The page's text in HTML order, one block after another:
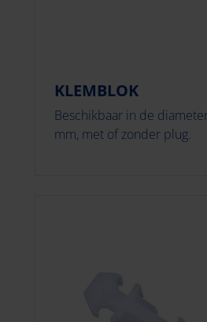
KLEMBLOK
Beschikbaar in de
mm, met of zonder plug.